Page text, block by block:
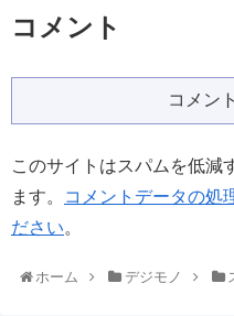
コメント
コメン
このサイトはスパムを低減
ます。
コメントデータの処
ださい。
ホーム デジモノ